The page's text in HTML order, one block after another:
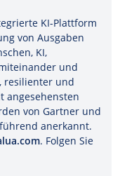
KI-Plattform
von Ausgaben
KI,
und
resilienter und
angesehensten
von Gartner und
anerkannt.
. Folgen Sie